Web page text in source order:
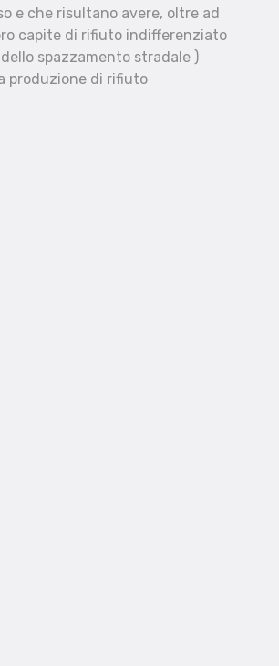
e che risultano avere, oltre ad
capite di rifiuto indifferenziato
spazzamento stradale )
produzione di rifiuto